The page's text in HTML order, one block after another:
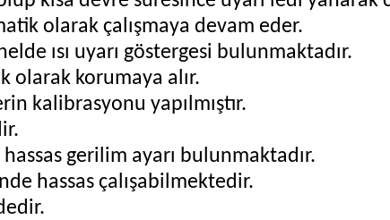
olarak çalışmaya devam eder.
ısı uyarı göstergesi bulunmaktadır.
olarak korumaya alır.
kalibrasyonu yapılmıştır.
hassas gerilim ayarı bulunmaktadır.
hassas çalışabilmektedir.